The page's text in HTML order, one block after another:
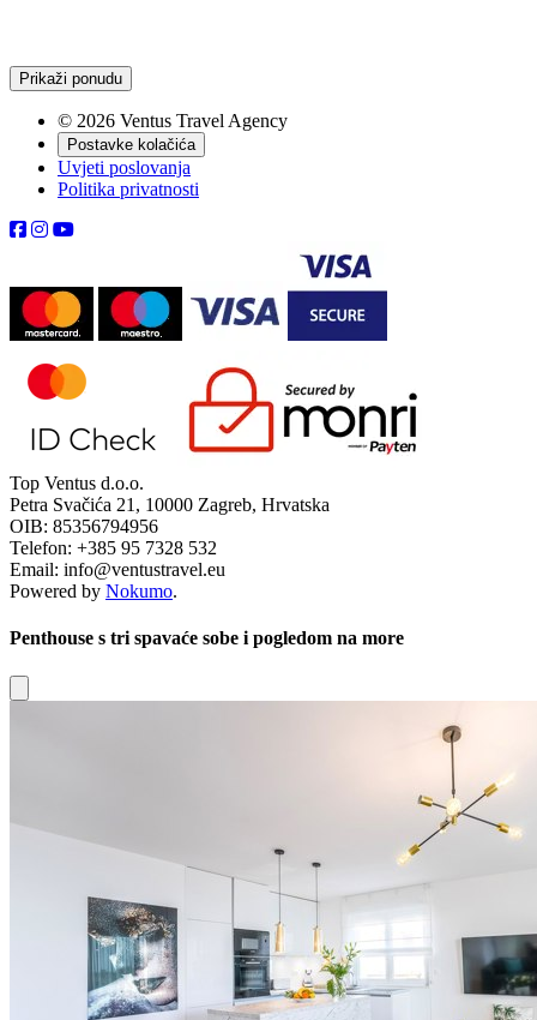
Prikaži ponudu
© 2026 Ventus Travel Agency
Postavke kolačića
Uvjeti poslovanja
Politika privatnosti
Top Ventus d.o.o.
Petra Svačića 21, 10000 Zagreb, Hrvatska
OIB: 85356794956
Telefon: +385 95 7328 532
Email: info@ventustravel.eu
Powered by Nokumo.
Penthouse s tri spavaće sobe i pogledom na more
Close modal